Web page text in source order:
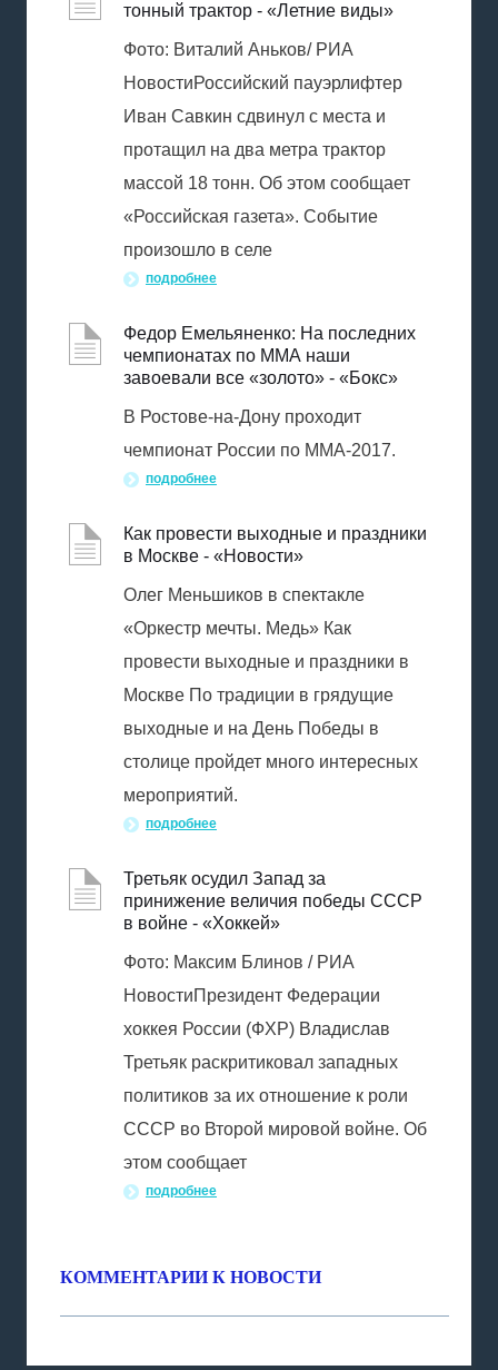
тонный трактор - «Летние виды»
Фото: Виталий Аньков/ РИА
НовостиРоссийский пауэрлифтер
Иван Савкин сдвинул с места и
протащил на два метра трактор
массой 18 тонн. Об этом сообщает
«Российская газета». Событие
произошло в селе
подробнее
Федор Емельяненко: На последних
чемпионатах по ММА наши
завоевали все «золото» - «Бокс»
В Ростове-на-Дону проходит
чемпионат России по ММА-2017.
подробнее
Как провести выходные и праздники
в Москве - «Новости»
Олег Меньшиков в спектакле
«Оркестр мечты. Медь» Как
провести выходные и праздники в
Москве По традиции в грядущие
выходные и на День Победы в
столице пройдет много интересных
мероприятий.
подробнее
Третьяк осудил Запад за
принижение величия победы СССР
в войне - «Хоккей»
Фото: Максим Блинов / РИА
НовостиПрезидент Федерации
хоккея России (ФХР) Владислав
Третьяк раскритиковал западных
политиков за их отношение к роли
СССР во Второй мировой войне. Об
этом сообщает
подробнее
КОММЕНТАРИИ К НОВОСТИ